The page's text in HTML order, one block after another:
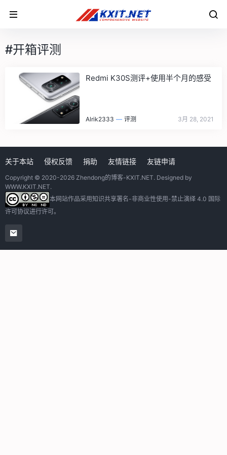
#开箱评测
Redmi K30S测评+使用半个月的感受
Alrik2333 — 评测 3月 28, 2021
关于本站 侵权反馈 捐助 友情链接 友链申请
Copyright © 2020-2026 Zhendong的博客-KXIT.NET. Designed by
WWW.KXIT.NET.
本网站作品采用知识共享署名-非商业性使用-禁止演绎 4.0 国际
许可协议进行许可。